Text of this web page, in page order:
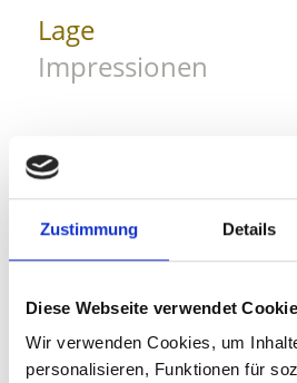
Zustimmung Details
Diese Webseite verwendet
Wir verwenden Cookies, um
personalisieren, Funktionen für
Lage
Impressionen